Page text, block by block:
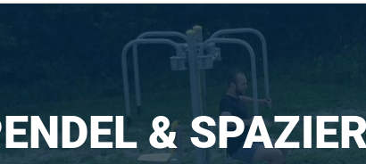
Serie ECO
Brustpresse
Brusstpresse Duo
Armpresse
Armpresse Duo
&